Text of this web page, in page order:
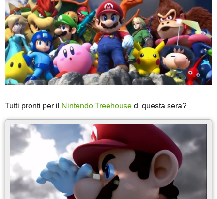
Tutti pronti per il Nintendo Treehouse di questa sera?